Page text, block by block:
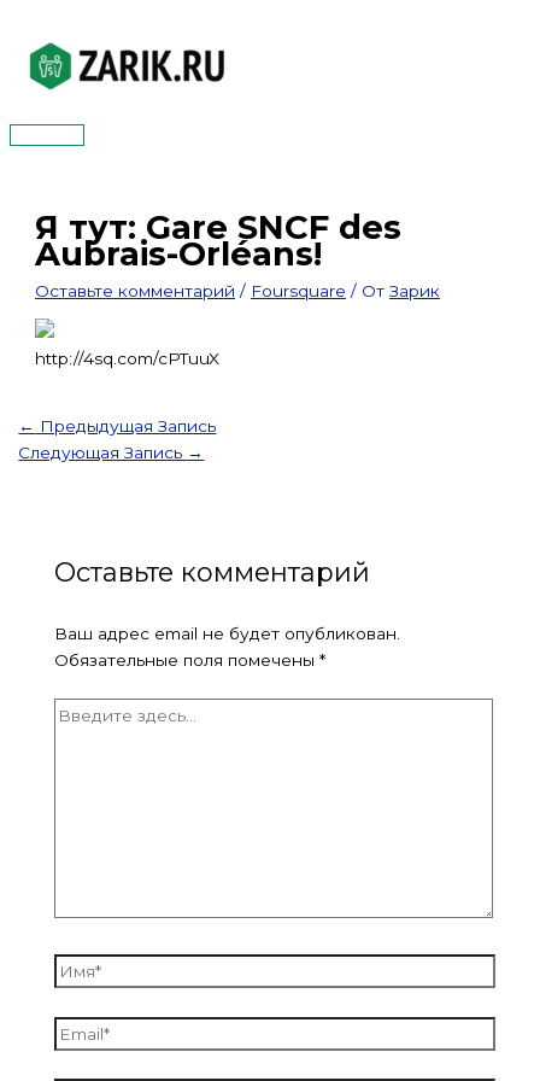
содержимому
Главное
Я тут: Gare SNCF des
Aubrais-Orléans!
Оставьте комментарий / Foursquare / ОтЗарик
http://4sq.com/cPTuuX
← Предыдущая Запись
Следующая Запись →
Оставьте комментарий
Ваш адрес email не будет опубликован.
Обязательные поля помечены *
Введите
Имя*
Email*